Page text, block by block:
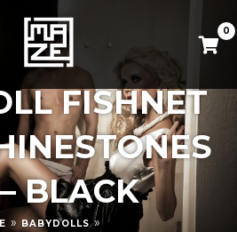
0
FISHNET
BLACK
» BABYDOLLS »